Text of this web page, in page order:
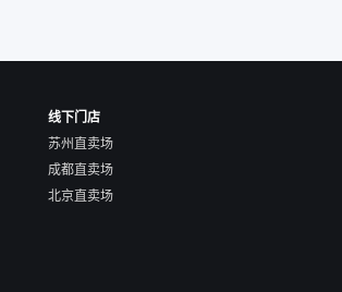
线下门店
苏州直卖场
成都直卖场
北京直卖场